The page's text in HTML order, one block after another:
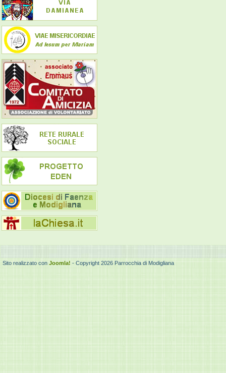
Sito realizzato con Joomla! - Copyright 2026 Parrocchia di Modigliana